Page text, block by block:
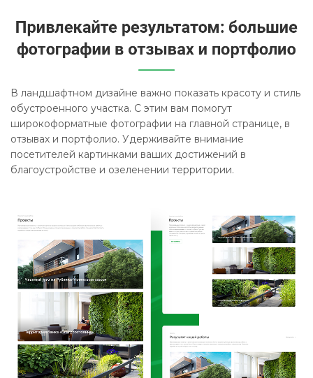
В ландшафтном дизайне важно показать красоту и стиль
обустроенного участка. С этим вам помогут
широкоформатные фотографии на главной странице, в
отзывах и портфолио. Удерживайте внимание
посетителей картинками ваших достижений в
благоустройстве и озеленении территории.